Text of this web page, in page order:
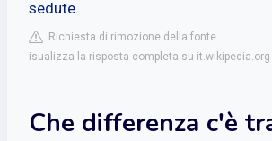
sedute.
Richiesta di rimozione della fonte
isualizza la risposta completa su it.wikipedia.org
Che differenza c'è